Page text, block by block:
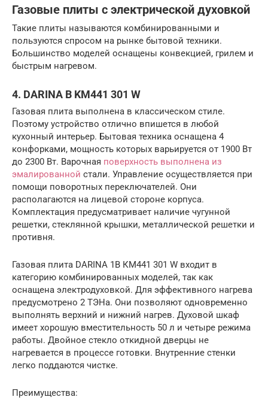
Газовые плиты с электрической духовкой
Такие плиты называются комбинированными и
пользуются спросом на рынке бытовой техники.
Большинство моделей оснащены конвекцией, грилем и
быстрым нагревом.
4. DARINA B KM441 301 W
Газовая плита выполнена в классическом стиле.
Поэтому устройство отлично впишется в любой
кухонный интерьер. Бытовая техника оснащена 4
конфорками, мощность которых варьируется от 1900 Вт
до 2300 Вт. Варочная поверхность выполнена из
эмалированной стали. Управление осуществляется при
помощи поворотных переключателей. Они
располагаются на лицевой стороне корпуса.
Комплектация предусматривает наличие чугунной
решетки, стеклянной крышки, металлической решетки и
противня.
Газовая плита DARINA 1B КM441 301 W входит в
категорию комбинированных моделей, так как
оснащена электродуховкой. Для эффективного нагрева
предусмотрено 2 ТЭНа. Они позволяют одновременно
выполнять верхний и нижний нагрев. Духовой шкаф
имеет хорошую вместительность 50 л и четыре режима
работы. Двойное стекло откидной дверцы не
нагревается в процессе готовки. Внутренние стенки
легко поддаются чистке.
Преимущества: